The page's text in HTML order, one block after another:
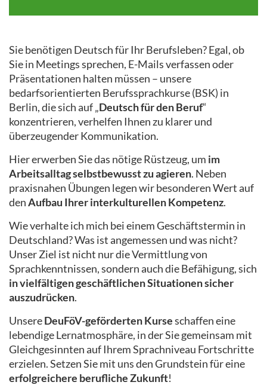
Sie benötigen Deutsch für Ihr Berufsleben? Egal, ob
Sie in Meetings sprechen, E-Mails verfassen oder
Präsentationen halten müssen – unsere
bedarfsorientierten Berufssprachkurse (BSK) in
Berlin, die sich auf „Deutsch für den Beruf“
konzentrieren, verhelfen Ihnen zu klarer und
überzeugender Kommunikation.
Hier erwerben Sie das nötige Rüstzeug, um im
Arbeitsalltag selbstbewusst zu agieren. Neben
praxisnahen Übungen legen wir besonderen Wert auf
denAufbau Ihrer interkulturellen Kompetenz.
Wie verhalte ich mich bei einem Geschäftstermin in
Deutschland? Was ist angemessen und was nicht?
Unser Ziel ist nicht nur die Vermittlung von
Sprachkenntnissen, sondern auch die Befähigung, sich
in vielfältigen geschäftlichen Situationen sicher
auszudrücken.
UnsereDeuFöV-geförderten Kurseschaffen eine
lebendige Lernatmosphäre, in der Sie gemeinsam mit
Gleichgesinnten auf Ihrem Sprachniveau Fortschritte
erzielen. Setzen Sie mit uns den Grundstein für eine
erfolgreichere berufliche Zukunft!